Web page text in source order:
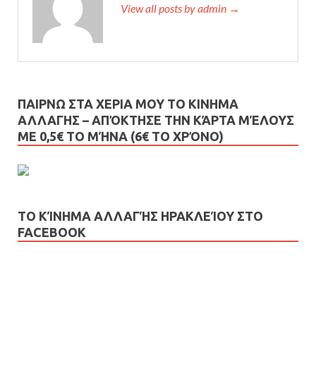
View all posts by admin →
ΠΑΙΡΝΩ ΣΤΑ ΧΕΡΙΑ ΜΟΥ ΤΟ ΚΙΝΗΜΑ
ΑΛΛΑΓΗΣ – AΠΌΚΤΗΣΕ ΤΗΝ ΚΆΡΤΑ ΜΈΛΟΥΣ
ΜΕ 0,5€ ΤΟ ΜΉΝΑ (6€ ΤΟ ΧΡΌΝΟ)
ΤΟ ΚΊΝΗΜΑ ΑΛΛΑΓΉΣ ΗΡΑΚΛΕΊΟΥ ΣΤΟ
FACEBOOK